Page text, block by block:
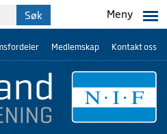
Meny
Medlemskap Kontakt oss